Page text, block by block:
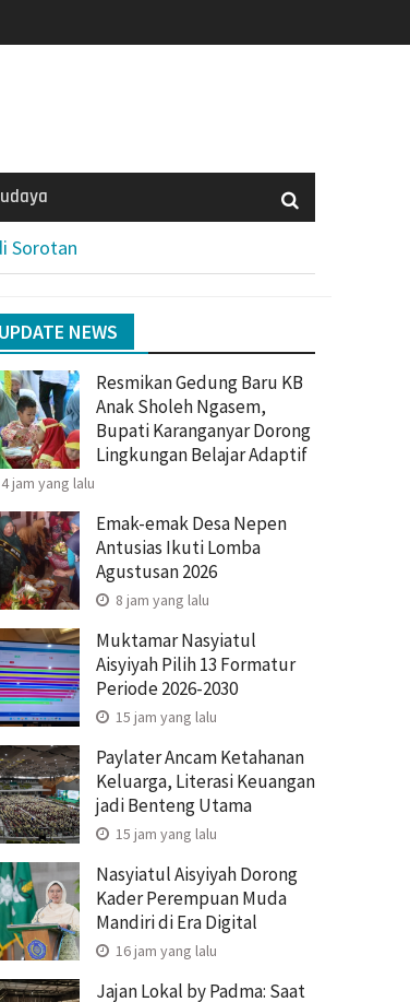
Sorotan
UPDATE NEWS
Resmikan Gedung Baru KB
Anak Sholeh Ngasem,
Bupati Karanganyar Dorong
Lingkungan Belajar Adaptif
4 jam yang lalu
Emak-emak Desa Nepen
Antusias Ikuti Lomba
Agustusan 2026
8 jam yang lalu
Muktamar Nasyiatul
Aisyiyah Pilih 13 Formatur
Periode 2026-2030
15 jam yang lalu
Paylater Ancam Ketahanan
Keluarga, Literasi Keuangan
jadi Benteng Utama
15 jam yang lalu
Nasyiatul Aisyiyah Dorong
Kader Perempuan Muda
Mandiri di Era Digital
16 jam yang lalu
Jajan Lokal by Padma: Saat